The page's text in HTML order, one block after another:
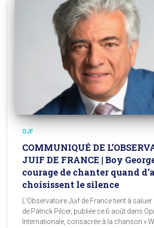
OJF
COMMUNIQUÉ DE
JUIF DE FRANCE | Boy
courage de chanter quand
choisissent le silence
L’Observatoire Juif de France tient à
de Patrick Pilcer, publiée ce 6 août dans
Internationale, consacrée à la chanson «